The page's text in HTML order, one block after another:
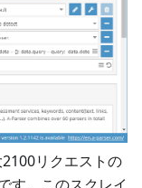
リクエストの